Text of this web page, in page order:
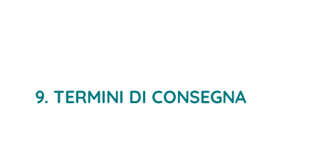
9. TERMINI DI CONSEGNA